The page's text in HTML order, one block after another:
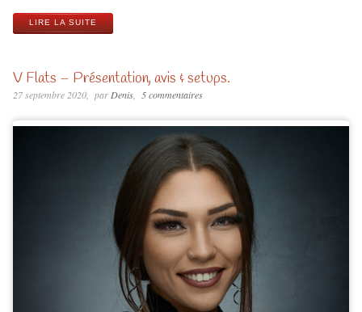
LIRE LA SUITE
V Flats – Présentation, avis & setups.
27 septembre 2020 par Denis 5 commentaires